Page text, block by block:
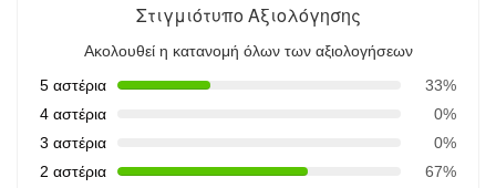
Στιγμιότυπο Αξιολόγησης
Ακολουθεί η κατανομή όλων των αξιολογήσεων
5 αστέρια
33%
4 αστέρια
0%
3 αστέρια
0%
2 αστέρια
67%